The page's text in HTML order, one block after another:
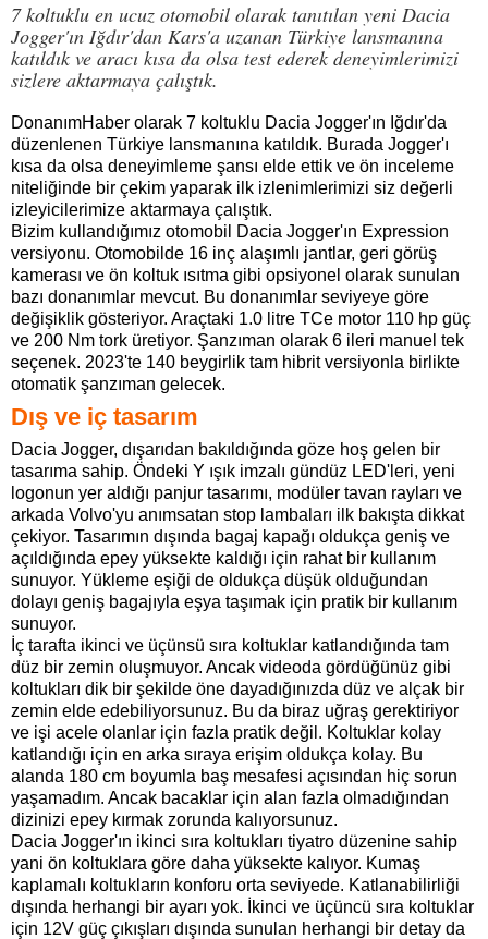
7 koltuklu en ucuz otomobil olarak tanıtılan yeni Dacia
Jogger'ın Iğdır'dan Kars'a uzanan Türkiye lansmanına
katıldık ve aracı kısa da olsa test ederek deneyimlerimizi
sizlere aktarmaya çalıştık.
DonanımHaber olarak 7 koltuklu Dacia Jogger'ın Iğdır'da
düzenlenen Türkiye lansmanına katıldık. Burada Jogger'ı
kısa da olsa deneyimleme şansı elde ettik ve ön inceleme
niteliğinde bir çekim yaparak ilk izlenimlerimizi siz değerli
izleyicilerimize aktarmaya çalıştık.
Bizim kullandığımız otomobil Dacia Jogger'ın Expression
versiyonu. Otomobilde 16 inç alaşımlı jantlar, geri görüş
kamerası ve ön koltuk ısıtma gibi opsiyonel olarak sunulan
bazı donanımlar mevcut. Bu donanımlar seviyeye göre
değişiklik gösteriyor. Araçtaki 1.0 litre TCe motor 110 hp güç
ve 200 Nm tork üretiyor. Şanzıman olarak 6 ileri manuel tek
seçenek. 2023'te 140 beygirlik tam hibrit versiyonla birlikte
otomatik şanzıman gelecek.
Dış ve iç tasarım
Dacia Jogger, dışarıdan bakıldığında göze hoş gelen bir
tasarıma sahip. Öndeki Y ışık imzalı gündüz LED'leri, yeni
logonun yer aldığı panjur tasarımı, modüler tavan rayları ve
arkada Volvo'yu anımsatan stop lambaları ilk bakışta dikkat
çekiyor. Tasarımın dışında bagaj kapağı oldukça geniş ve
açıldığında epey yüksekte kaldığı için rahat bir kullanım
sunuyor. Yükleme eşiği de oldukça düşük olduğundan
dolayı geniş bagajıyla eşya taşımak için pratik bir kullanım
sunuyor.
İç tarafta ikinci ve üçünsü sıra koltuklar katlandığında tam
düz bir zemin oluşmuyor. Ancak videoda gördüğünüz gibi
koltukları dik bir şekilde öne dayadığınızda düz ve alçak bir
zemin elde edebiliyorsunuz. Bu da biraz uğraş gerektiriyor
ve işi acele olanlar için fazla pratik değil. Koltuklar kolay
katlandığı için en arka sıraya erişim oldukça kolay. Bu
alanda 180 cm boyumla baş mesafesi açısından hiç sorun
yaşamadım. Ancak bacaklar için alan fazla olmadığından
dizinizi epey kırmak zorunda kalıyorsunuz.
Dacia Jogger'ın ikinci sıra koltukları tiyatro düzenine sahip
yani ön koltuklara göre daha yüksekte kalıyor. Kumaş
kaplamalı koltukların konforu orta seviyede. Katlanabilirliği
dışında herhangi bir ayarı yok. İkinci ve üçüncü sıra koltuklar
için 12V güç çıkışları dışında sunulan herhangi bir detay da